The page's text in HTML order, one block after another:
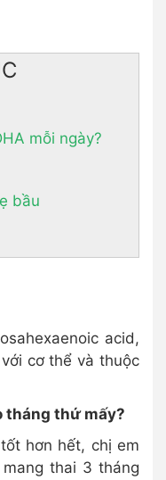
mỗi ngày?
bầu
acid,
cơ thể và thuộc
tháng thứ mấy?
hơn hết, chị em
thai 3 tháng